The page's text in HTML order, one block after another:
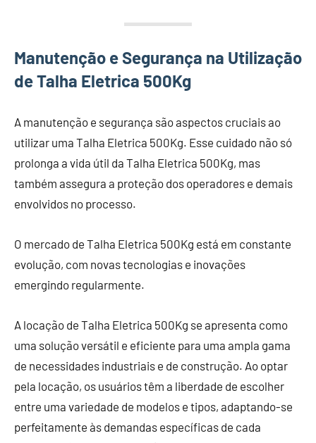
Manutenção e Segurança na Utilização
de Talha Eletrica 500Kg
A manutenção e segurança são aspectos cruciais ao
utilizar uma Talha Eletrica 500Kg. Esse cuidado não só
prolonga a vida útil da Talha Eletrica 500Kg, mas
também assegura a proteção dos operadores e demais
envolvidos no processo.
O mercado de Talha Eletrica 500Kg está em constante
evolução, com novas tecnologias e inovações
emergindo regularmente.
A locação de Talha Eletrica 500Kg se apresenta como
uma solução versátil e eficiente para uma ampla gama
de necessidades industriais e de construção. Ao optar
pela locação, os usuários têm a liberdade de escolher
entre uma variedade de modelos e tipos, adaptando-se
perfeitamente às demandas específicas de cada